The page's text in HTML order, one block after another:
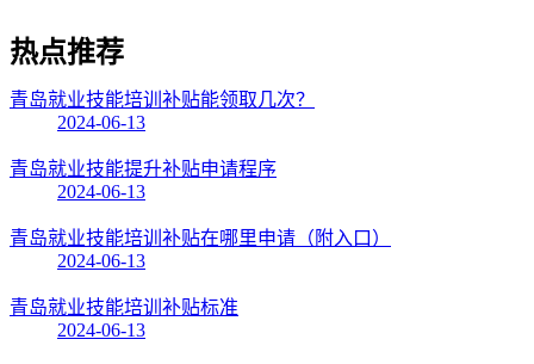
热点推荐
青岛就业技能培训补贴能领取几次？
2024-06-13
青岛就业技能提升补贴申请程序
2024-06-13
青岛就业技能培训补贴在哪里申请（附入口）
2024-06-13
青岛就业技能培训补贴标准
2024-06-13